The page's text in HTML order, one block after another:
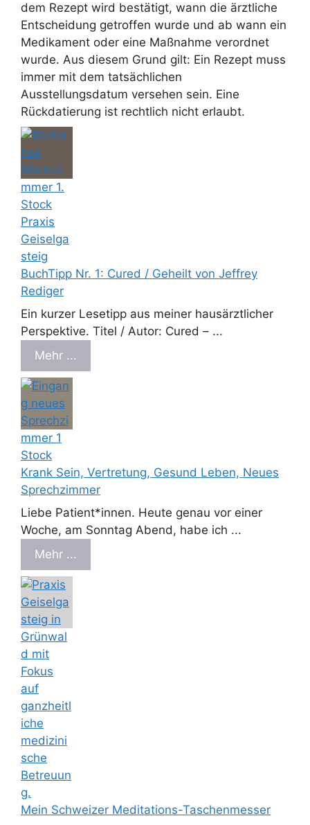
dem Rezept wird bestätigt, wann die ärztliche
Entscheidung getroffen wurde und ab wann ein
Medikament oder eine Maßnahme verordnet
wurde. Aus diesem Grund gilt: Ein Rezept muss
immer mit dem tatsächlichen
Ausstellungsdatum versehen sein. Eine
Rückdatierung ist rechtlich nicht erlaubt.
BuchTipp Nr. 1: Cured / Geheilt von Jeffrey
Rediger
Ein kurzer Lesetipp aus meiner hausärztlicher
Perspektive. Titel / Autor: Cured – ...
Mehr ...
Krank Sein, Vertretung, Gesund Leben, Neues
Sprechzimmer
Liebe Patient*innen. Heute genau vor einer
Woche, am Sonntag Abend, habe ich ...
Mehr ...
Mein Schweizer Meditations-Taschenmesser